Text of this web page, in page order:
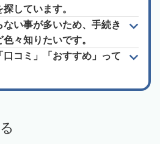
しています。
い事が多いため、手続き
々知りたいです。
口コミ」「おすすめ」って